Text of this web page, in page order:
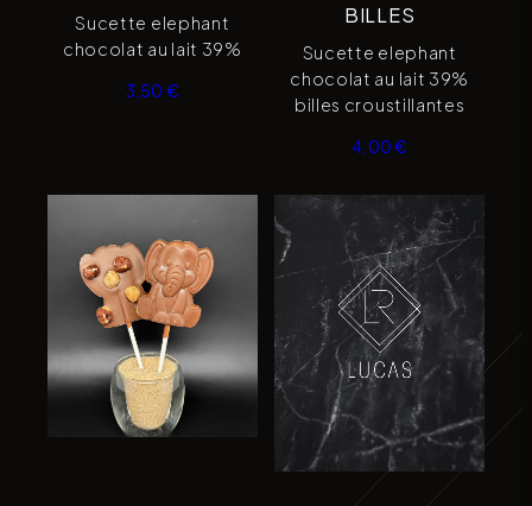
Sucette elephant
chocolat au lait 39%
3,50 €
BILLES
Sucette elephant
chocolat au lait 39%
billes croustillantes
4,00€